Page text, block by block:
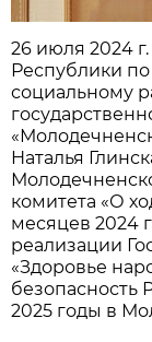
26 июля 2024
Республики по
социальному
Наталья
комитета «О
месяцев 2024
реализации
«Здоровье
безопасность
2025 годы в